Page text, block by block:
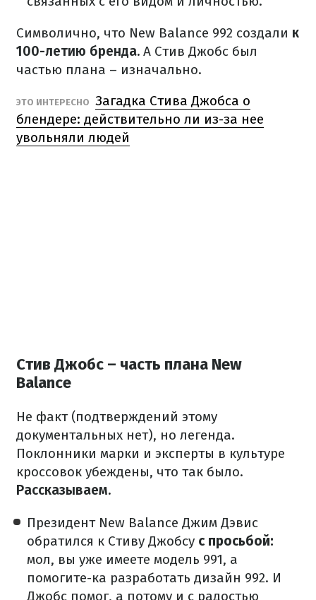
Символично, что New Balance 992 создали к
100-летию бренда. А Стив Джобс был
частью плана – изначально.
ЭТО ИНТЕРЕСНО Загадка Стива Джобса о
блендере: действительно ли из-за нее
увольняли людей
Стив Джобс – часть плана New
Balance
Не факт (подтверждений этому
документальных нет), но легенда.
Поклонники марки и эксперты в культуре
кроссовок убеждены, что так было.
Рассказываем.
Президент New Balance Джим Дэвис
обратился к Стиву Джобсу с просьбой:
мол, вы уже имеете модель 991, а
помогите-ка разработать дизайн 992. И
Джобс помог, а потому и с радостью